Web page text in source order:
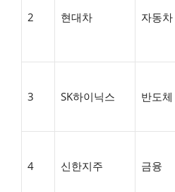
2 현대차 자동차
3 SK하이닉스 반도체
4 신한지주 금융